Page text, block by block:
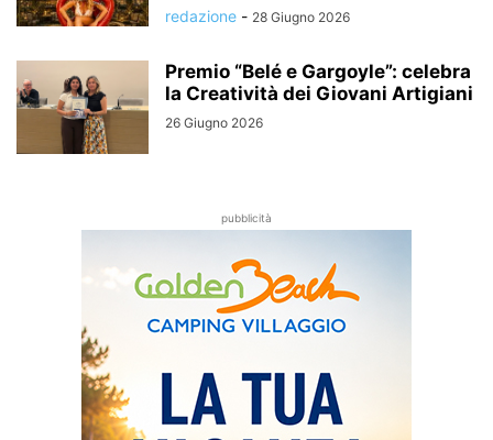
redazione - 28 Giugno 2026
Premio “Belé e Gargoyle”: celebra
la Creatività dei Giovani Artigiani
26 Giugno 2026
pubblicità